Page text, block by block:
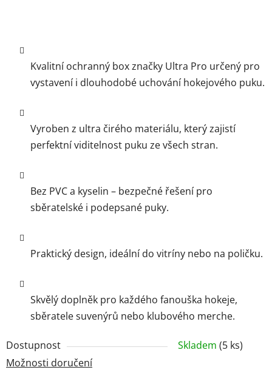
Kvalitní ochranný box značky Ultra Pro určený pro
vystavení i dlouhodobé uchování hokejového puku.
Vyroben z ultra čirého materiálu, který zajistí
perfektní viditelnost puku ze všech stran.
Bez PVC a kyselin – bezpečné řešení pro
sběratelské i podepsané puky.
Praktický design, ideální do vitríny nebo na poličku.
Skvělý doplněk pro každého fanouška hokeje,
sběratele suvenýrů nebo klubového merche.
Dostupnost Skladem (5 ks)
Možnosti doručení